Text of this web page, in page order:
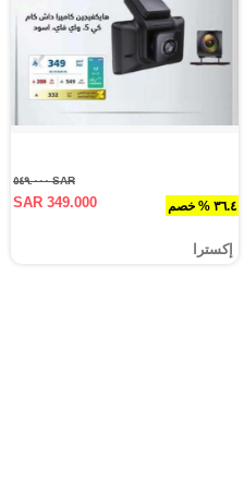
٣٦.٤ % خصم
SAR ٥٤٩.٠٠٠
SAR 349.000
إكسترا